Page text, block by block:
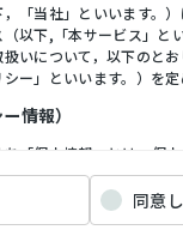
「当社」といいます。
（以下,「本サービス」と
いについて，以下のと
ー」といいます。）を定
情報）
「個人情報」とは，個
とし，生存する個人に
，生年月日，住所，電話
人を識別できる情報を指
同意